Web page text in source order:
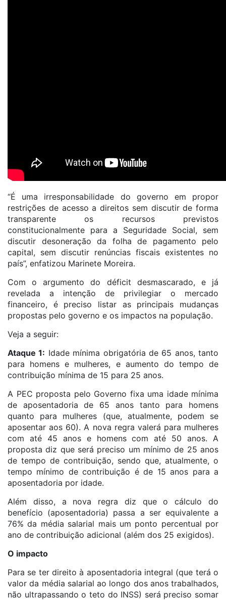
“É uma irresponsabilidade do governo em propor
restrições de acesso a direitos sem discutir de forma
transparente os recursos previstos
constitucionalmente para a Seguridade Social, sem
discutir desoneração da folha de pagamento pelo
capital, sem discutir renúncias fiscais existentes no
país”, enfatizou Marinete Moreira.
Com o argumento do déficit desmascarado, e já
revelada a intenção de privilegiar o mercado
financeiro, é preciso listar as principais mudanças
propostas pelo governo e os impactos na população.
Veja a seguir:
Ataque 1: Idade mínima obrigatória de 65 anos, tanto
para homens e mulheres, e aumento do tempo de
contribuição mínima de 15 para 25 anos.
A PEC proposta pelo Governo fixa uma idade mínima
de aposentadoria de 65 anos tanto para homens
quanto para mulheres (que, atualmente, podem se
aposentar aos 60). A nova regra valerá para mulheres
com até 45 anos e homens com até 50 anos. A
proposta diz que será preciso um mínimo de 25 anos
de tempo de contribuição, sendo que, atualmente, o
tempo mínimo de contribuição é de 15 anos para a
aposentadoria por idade.
Além disso, a nova regra diz que o cálculo do
benefício (aposentadoria) passa a ser equivalente a
76% da média salarial mais um ponto percentual por
ano de contribuição adicional (além dos 25 exigidos).
O impacto
Para se ter direito à aposentadoria integral (que terá o
valor da média salarial ao longo dos anos trabalhados,
não ultrapassando o teto do INSS) será preciso somar